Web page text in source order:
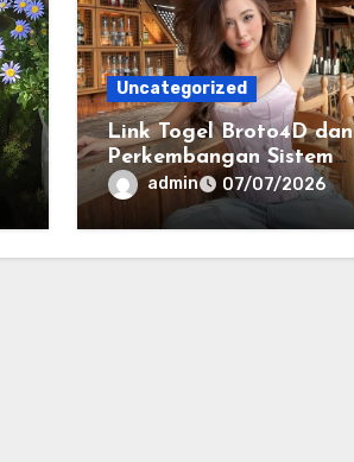
Uncategorized
Link Togel Broto4D dan
Perkembangan Sistem
Informasi Digital Masa
Kini
admin 07/07/2026